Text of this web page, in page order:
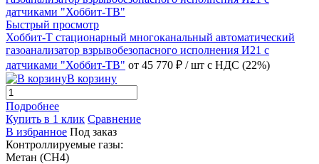
Быстрый просмотр
Хоббит-Т стационарный многоканальный автоматический
газоанализатор взрывобезопасного исполнения И21 с
датчиками "Хоббит-ТВ" от 45 770 ₽ / шт с НДС (22%)
В корзину
Подробнее
Купить в 1 клик Сравнение
В избранное Под заказ
Контроллируемые газы:
Метан (CH4)